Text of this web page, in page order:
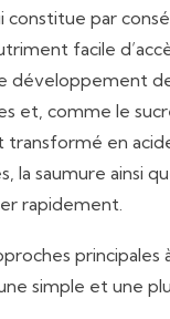
constitue par
facile
développement
et, comme le
en
la saumure ainsi
rapidement.
principales
simple et une